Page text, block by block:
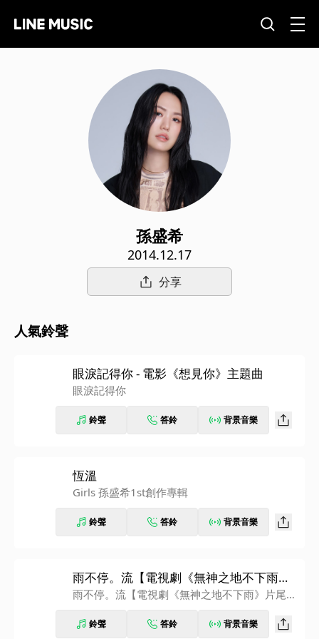
孫盛希
2014.12.17
分享
人氣鈴聲
眼淚記得你 - 電影《想見你》主題曲
眼淚記得你
鈴聲 答鈴 背景音樂
恆溫
Girls 孫盛希1st創作專輯
鈴聲 答鈴 背景音樂
雨不停。流【電視劇《無神之地不下雨》
片尾曲】
雨不停。流【電視劇《無神之地不下雨》片尾
鈴聲 答鈴 背景音樂